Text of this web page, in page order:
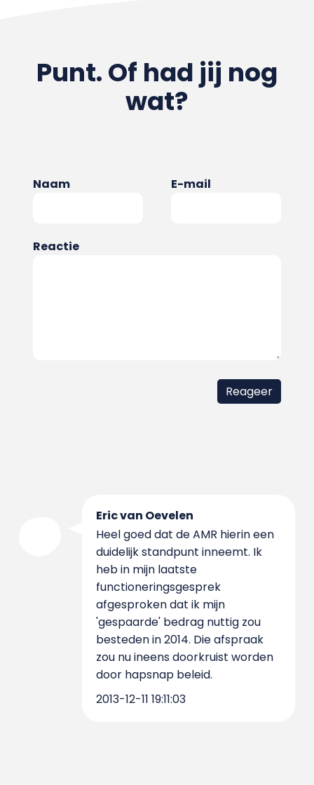
Punt. Of had jij nog
wat?
Naam E-mail
Reactie
Eric van Oevelen
Heel goed dat de AMR hierin een
duidelijk standpunt inneemt. Ik
heb in mijn laatste
functioneringsgesprek
afgesproken dat ik mijn
'gespaarde' bedrag nuttig zou
besteden in 2014. Die afspraak
zou nu ineens doorkruist worden
door hapsnap beleid.
2013-12-11 19:11:03